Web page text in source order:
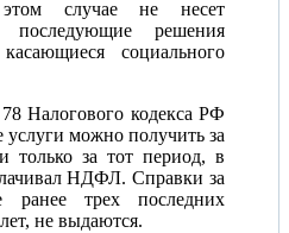
случае не несет
последующие решения
социального
Налогового кодекса РФ
услуги можно получить за
только за тот период, в
НДФЛ. Справки за
ранее трех последних
не выдаются.